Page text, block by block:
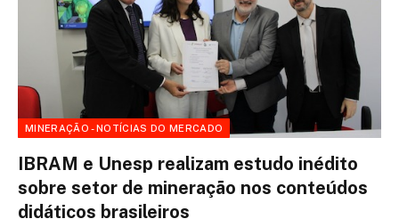
MINERAÇÃO - NOTÍCIAS DO MERCADO
IBRAM e Unesp realizam estudo inédito
sobre setor de mineração nos conteúdos
didáticos brasileiros